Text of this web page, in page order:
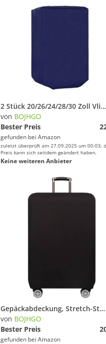
2 Stück 20/26/24/28/30 Zoll Vlies-Gepäckabdeckung, staubdicht, Trolley-Koffer, verschleißfest, rollend, Kratzfest, Gepäckschutz-Abdeckung für Drinnen Draußen(Blue,28 inch)
von BOJHGO
Bester Preis
gefunden bei Amazon
zuletzt überprüft am 27.09.2025 um 00:03;
Preis kann sich seitdem geändert haben.
Keine weiteren Anbieter
Gepäckabdeckung, Stretch-Stoff, Kofferschutz, Gepäck-Staubschutzhülle, geeignet for Koffer, Reiseveranstalter für Drinnen Draußen(Black,M)
von BOJHGO
Bester Preis
gefunden bei Amazon